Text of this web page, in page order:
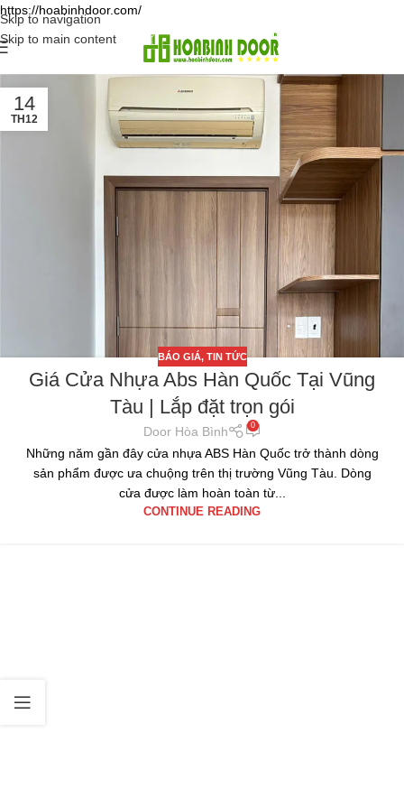
https://hoabinhdoor.com/
Skip to navigation
Skip to main content
14
TH12
BÁO GIÁ, TIN TỨC
Giá Cửa Nhựa Abs Hàn Quốc Tại Vũng
Tàu | Lắp đặt trọn gói
Door Hòa Bình 0
Những năm gần đây cửa nhựa ABS Hàn Quốc trở thành dòng
sản phẩm được ưa chuộng trên thị trường Vũng Tàu. Dòng
cửa được làm hoàn toàn từ...
CONTINUE READING